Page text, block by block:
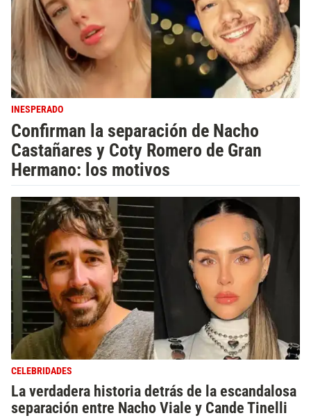
INESPERADO
Confirman la separación de Nacho
Castañares y Coty Romero de Gran
Hermano: los motivos
CELEBRIDADES
La verdadera historia detrás de la escandalosa
separación entre Nacho Viale y Cande Tinelli